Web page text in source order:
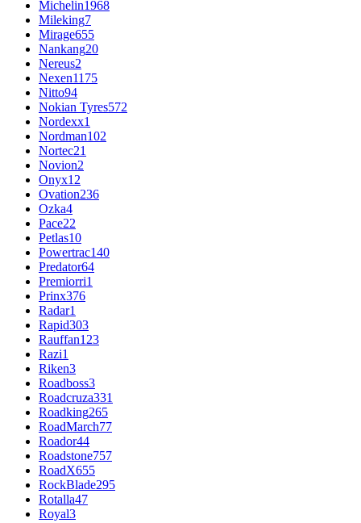
Michelin1968
Mileking7
Mirage655
Nankang20
Nereus2
Nexen1175
Nitto94
Nokian Tyres572
Nordexx1
Nordman102
Nortec21
Novion2
Onyx12
Ovation236
Ozka4
Pace22
Petlas10
Powertrac140
Predator64
Premiorri1
Prinx376
Radar1
Rapid303
Rauffan123
Razi1
Riken3
Roadboss3
Roadcruza331
Roadking265
RoadMarch77
Roador44
Roadstone757
RoadX655
RockBlade295
Rotalla47
Royal3